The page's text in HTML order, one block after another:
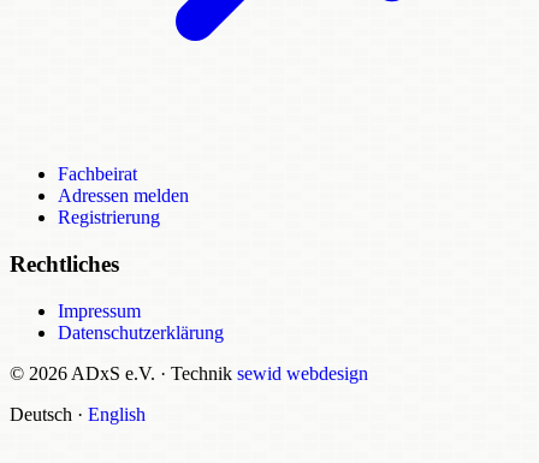
Fachbeirat
Adressen melden
Registrierung
Rechtliches
Impressum
Datenschutzerklärung
© 2026 ADxS e.V. · Technik sewid webdesign
Deutsch · English